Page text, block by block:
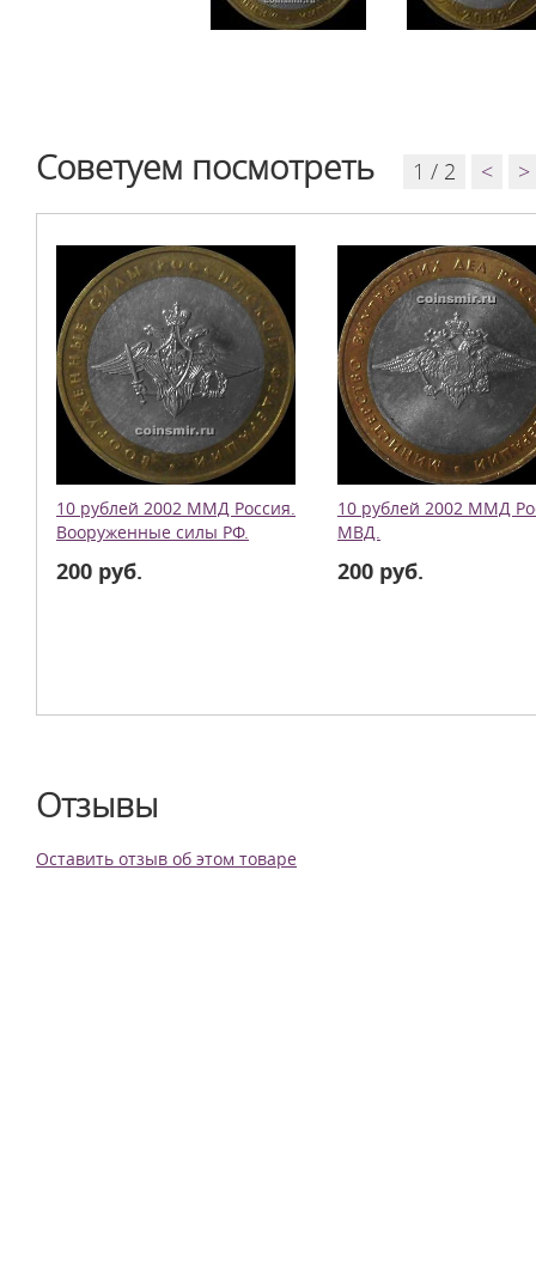
Советуем посмотреть 1 / 2 < >
10 рублей 2002 ММД Россия.
Вооруженные силы РФ.
200 руб.
10 рублей 2002 ММД
МВД.
200 руб.
Отзывы
Оставить отзыв об этом товаре